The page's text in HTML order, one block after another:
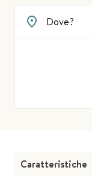
Caratteristiche